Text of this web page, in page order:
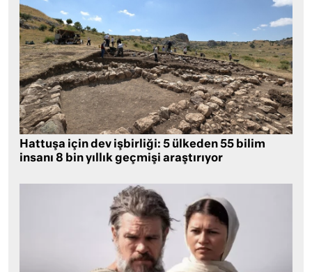
Hattuşa için dev işbirliği: 5 ülkeden 55 bilim
insanı 8 bin yıllık geçmişi araştırıyor